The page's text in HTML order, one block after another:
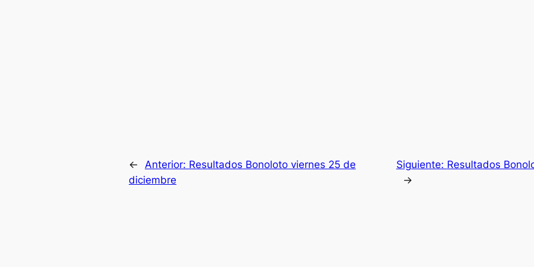
← Anterior: Resultados Bonoloto viernes 25 de
diciembre
Siguiente: Resultados
→